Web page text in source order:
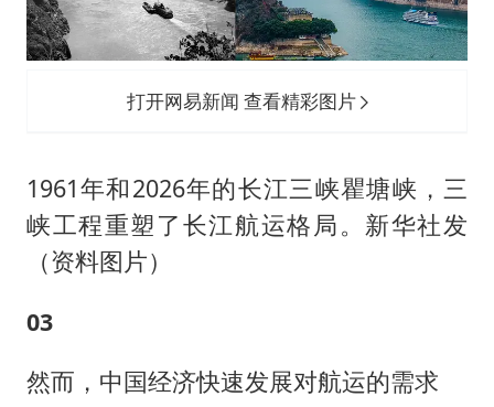
打开网易新闻 查看精彩图片
1961年和2026年的长江三峡瞿塘峡，三
峡工程重塑了长江航运格局。新华社发
（资料图片）
03
然而，中国经济快速发展对航运的需求